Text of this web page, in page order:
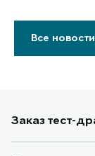
Все новости
Заказ тест-